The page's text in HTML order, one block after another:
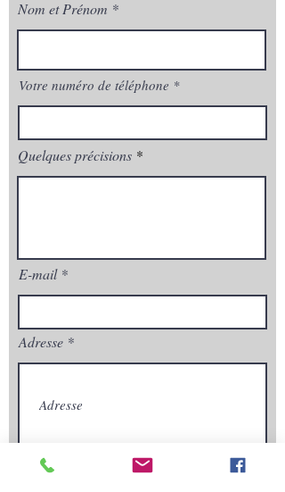
Nom et Prénom
Votre numéro de téléphone
Quelques précisions
E-mail
Adresse
Envoyez